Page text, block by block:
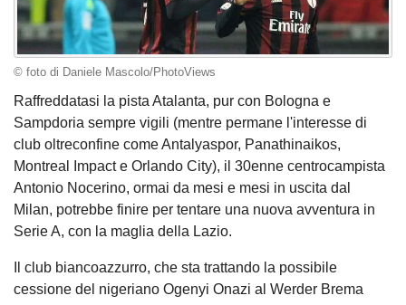
© foto di Daniele Mascolo/PhotoViews
Raffreddatasi la pista Atalanta, pur con Bologna e
Sampdoria sempre vigili (mentre permane l'interesse di
club oltreconfine come Antalyaspor, Panathinaikos,
Montreal Impact e Orlando City), il 30enne centrocampista
Antonio Nocerino, ormai da mesi e mesi in uscita dal
Milan, potrebbe finire per tentare una nuova avventura in
Serie A, con la maglia della Lazio.
Il club biancoazzurro, che sta trattando la possibile
cessione del nigeriano Ogenyi Onazi al Werder Brema